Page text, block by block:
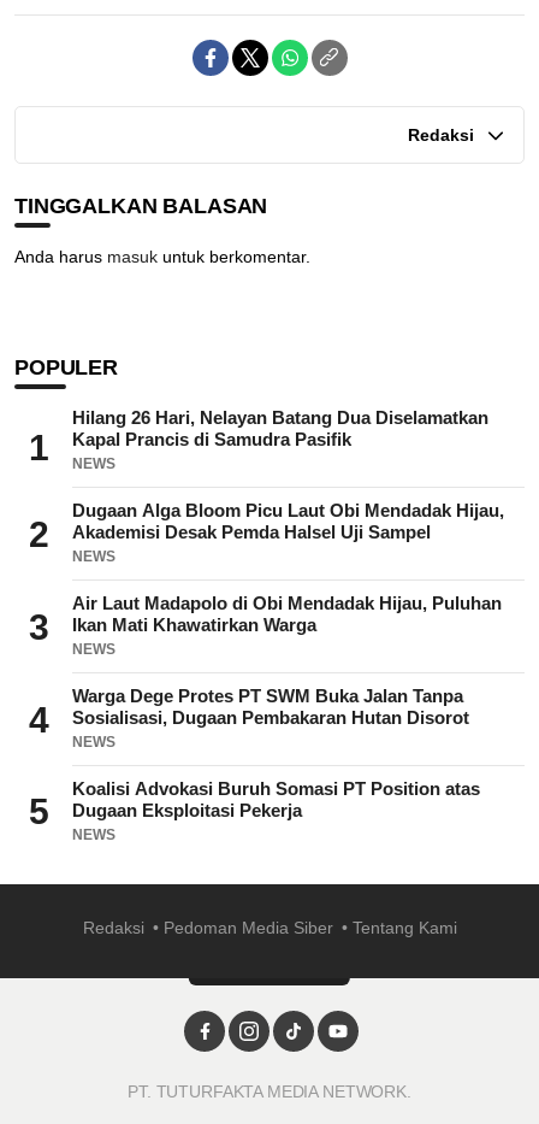
Redaksi
TINGGALKAN BALASAN
Anda harus masuk untuk berkomentar.
POPULER
1
Hilang 26 Hari, Nelayan Batang Dua Diselamatkan
Kapal Prancis di Samudra Pasifik
NEWS
2
Dugaan Alga Bloom Picu Laut Obi Mendadak Hijau,
Akademisi Desak Pemda Halsel Uji Sampel
NEWS
3
Air Laut Madapolo di Obi Mendadak Hijau, Puluhan
Ikan Mati Khawatirkan Warga
NEWS
4
Warga Dege Protes PT SWM Buka Jalan Tanpa
Sosialisasi, Dugaan Pembakaran Hutan Disorot
NEWS
5
Koalisi Advokasi Buruh Somasi PT Position atas
Dugaan Eksploitasi Pekerja
NEWS
Redaksi Pedoman Media Siber Tentang Kami
PT. TUTURFAKTA MEDIA NETWORK.